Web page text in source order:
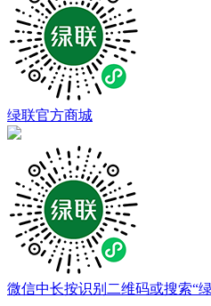
绿联官方商城
微信中长按识别二维码或搜索“